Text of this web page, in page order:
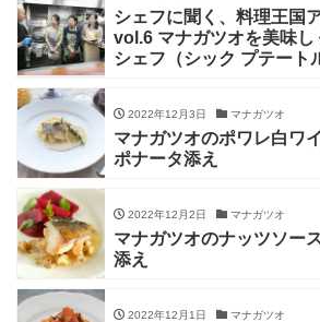
シェフに聞く、料理王国
vol.6 マナガツオを美味
シェフ（シック プテート
2022年12月3日 マナガツオ
マナガツオのポワレ白ワ
ポナータ添え
2022年12月2日 マナガツオ
マナガツオのナッツソー
添え
2022年12月1日 マナガツオ